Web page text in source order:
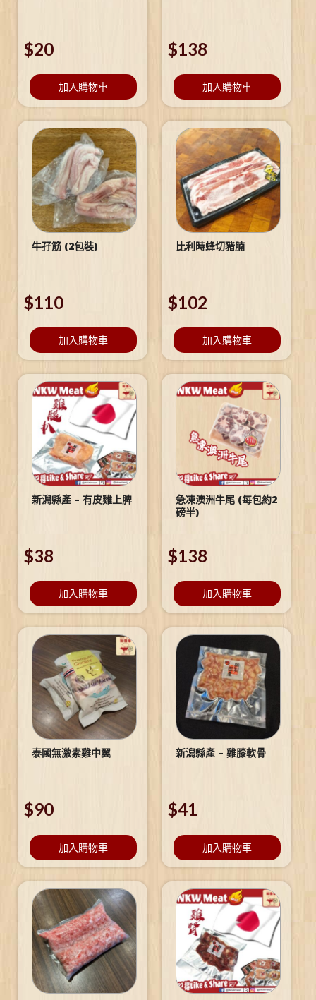
$20
加入購物車
$138
加入購物車
牛孖筋 (2包裝)
$110
加入購物車
比利時蜂切豬腩
$102
加入購物車
新潟縣產 – 有皮雞上脾
$38
加入購物車
急凍澳洲牛尾 (每包約2
磅半)
$138
加入購物車
泰國無激素雞中翼
$90
加入購物車
新潟縣產 – 雞膝軟骨
$41
加入購物車